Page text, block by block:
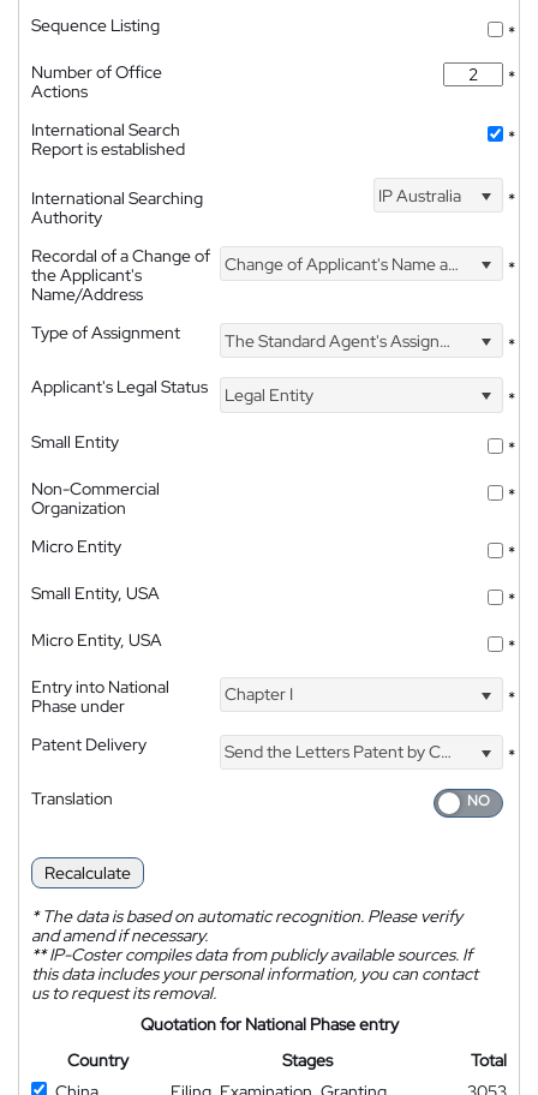
Sequence Listing
*
Number of Office
Actions
*
International Search
Report is established
*
International Searching
Authority
IP Australia *
Recordal of a Change of
the Applicant's
Name/Address
Change of Applicant's Name and Address *
Type of Assignment The Standard Agent's Assignment
*
Applicant's Legal Status
Legal Entity
*
Small Entity
*
Non-Commercial
Organization
*
Micro Entity
*
Small Entity, USA
*
Micro Entity, USA
*
Entry into National
Phase under
Chapter I *
Patent Delivery Send the Letters Patent by Courier
*
Translation
Recalculate
*The data is based on automatic recognition. Please verify
and amend if necessary.
**IP-Coster compiles data from publicly available sources. If
this data includes your personal information, you can contact
us to request its removal.
Quotation for National Phase entry
Country
Stages
Total